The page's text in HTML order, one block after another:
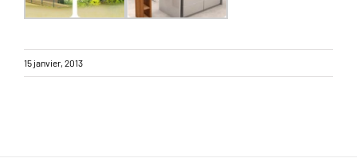
15 janvier, 2013